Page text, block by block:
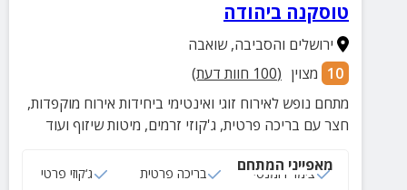
טוסקנה ביהודה
ירושלים והסביבה,שואבה
10 מצוין (
100 חוות דעת)
מתחם נופש לאירוח זוגי ואינטימי ביחידות אירוח מוקפדות,
חצר עם בריכה פרטית, ג'קוזי זרמים, מיטות שיזוף ועוד
מאפייני המתחם
צימר רומנטי בריכה פרטית ג‘קוזי פרטי